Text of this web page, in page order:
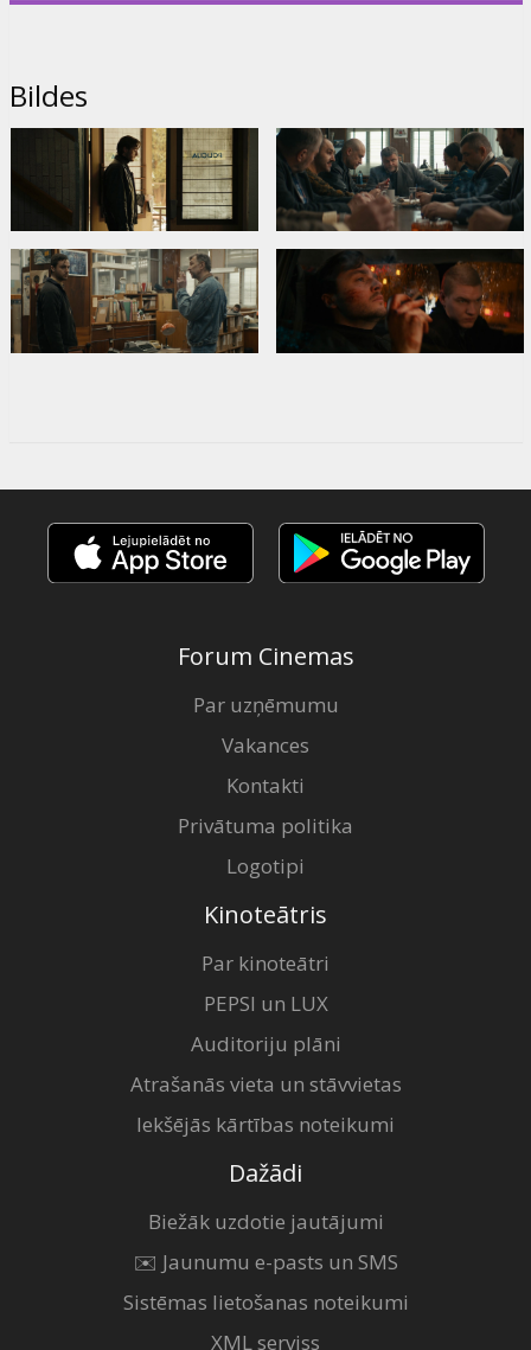
Bildes
Forum Cinemas
Par uzņēmumu
Vakances
Kontakti
Privātuma politika
Logotipi
Kinoteātris
Par kinoteātri
PEPSI un LUX
Auditoriju plāni
Atrašanās vieta un stāvvietas
Iekšējās kārtības noteikumi
Dažādi
Biežāk uzdotie jautājumi
✉️ Jaunumu e-pasts un SMS
Sistēmas lietošanas noteikumi
XML serviss